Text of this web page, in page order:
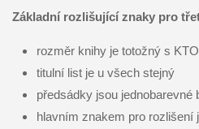
Základní rozlišující znaky pro
rozměr knihy je totožný s
titulní list je u všech stejný
předsádky jsou jednobarevné
hlavním znakem pro rozlišení